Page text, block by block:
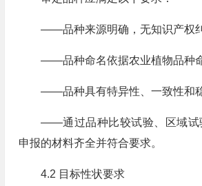
——品种来源明确，无知识产权纠
——品种命名依据农业植物品种
——品种具有特异性、一致性和稳
——通过品种比较试验、区域试
申报的材料齐全并符合要求。
4.2 目标性状要求